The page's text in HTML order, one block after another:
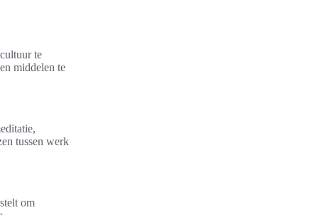
te
middelen te
tussen werk
om